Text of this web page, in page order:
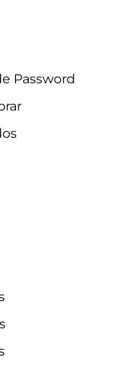
Password